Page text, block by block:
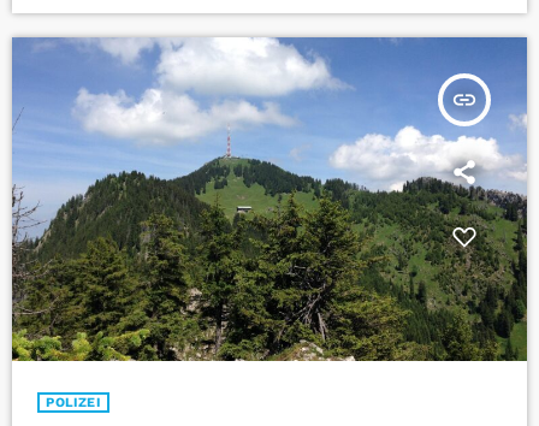
insert_link
POLIZEI